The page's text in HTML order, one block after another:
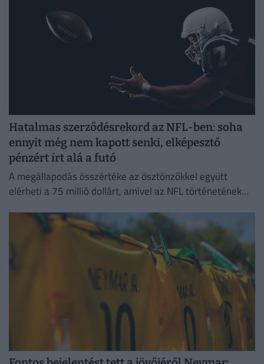
Hatalmas szerződésrekord az NFL-ben: soha
ennyit még nem kapott senki, elképesztő
pénzért írt alá a futó
A megállapodás összértéke az ösztönzőkkel együtt
elérheti a 75 millió dollárt, amivel az NFL történetének
számára.